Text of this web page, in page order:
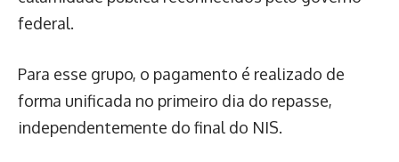
federal.
Para esse grupo, o pagamento é realizado de
forma unificada no primeiro dia do repasse,
independentemente do final do NIS.